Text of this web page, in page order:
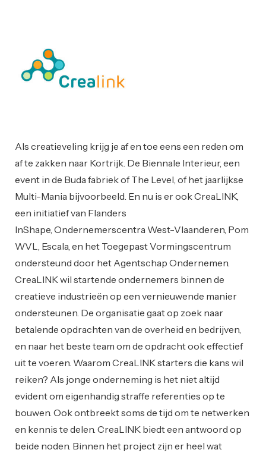
Als creatieveling krijg je af en toe eens een reden om
af te zakken naar Kortrijk. De Biennale Interieur, een
event in de Buda fabriek of The Level, of het jaarlijkse
Multi-Mania bijvoorbeeld. En nu is er ook CreaLINK,
een initiatief van Flanders
InShape, Ondernemerscentra West-Vlaanderen, Pom
WVL, Escala, en het Toegepast Vormingscentrum
ondersteund door het Agentschap Ondernemen.
CreaLINK wil startende ondernemers binnen de
creatieve industrieën op een vernieuwende manier
ondersteunen. De organisatie gaat op zoek naar
betalende opdrachten van de overheid en bedrijven,
en naar het beste team om de opdracht ook effectief
uit te voeren. Waarom CreaLINK starters die kans wil
reiken? Als jonge onderneming is het niet altijd
evident om eigenhandig straffe referenties op te
bouwen. Ook ontbreekt soms de tijd om te netwerken
en kennis te delen. CreaLINK biedt een antwoord op
beide noden. Binnen het project zijn er heel wat